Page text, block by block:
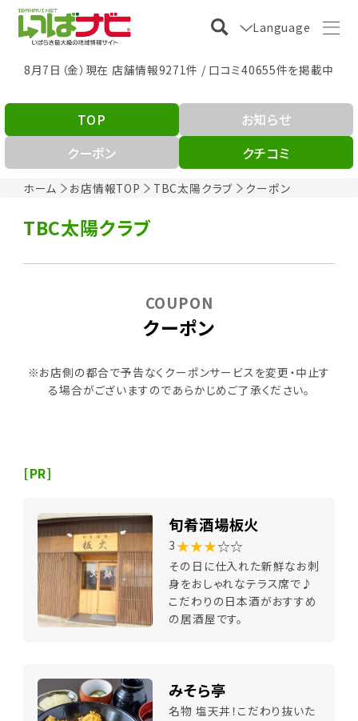
Language
8月7日（金）現在 店舗情報9271件 / 口コミ40655件を掲載中
ホーム お店情報TOP TBC太陽クラブ クーポン
TOP
お知らせ
クーポン
クチコミ
TBC太陽クラブ
クーポン
COUPON
※お店側の都合で予告なくクーポンサービスを変更・中止す
る場合がございますのであらかじめご了承ください。
[PR]
旬肴酒場板火
3 ★★★☆☆
その日に仕入れた新鮮なお刺
身をおしゃれなテラス席で♪
こだわりの日本酒がおすすめ
の居酒屋です。
みそら亭
名物 塩天丼！こだわり抜いた